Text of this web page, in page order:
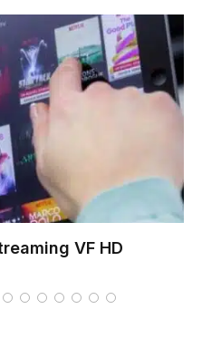
VF HD